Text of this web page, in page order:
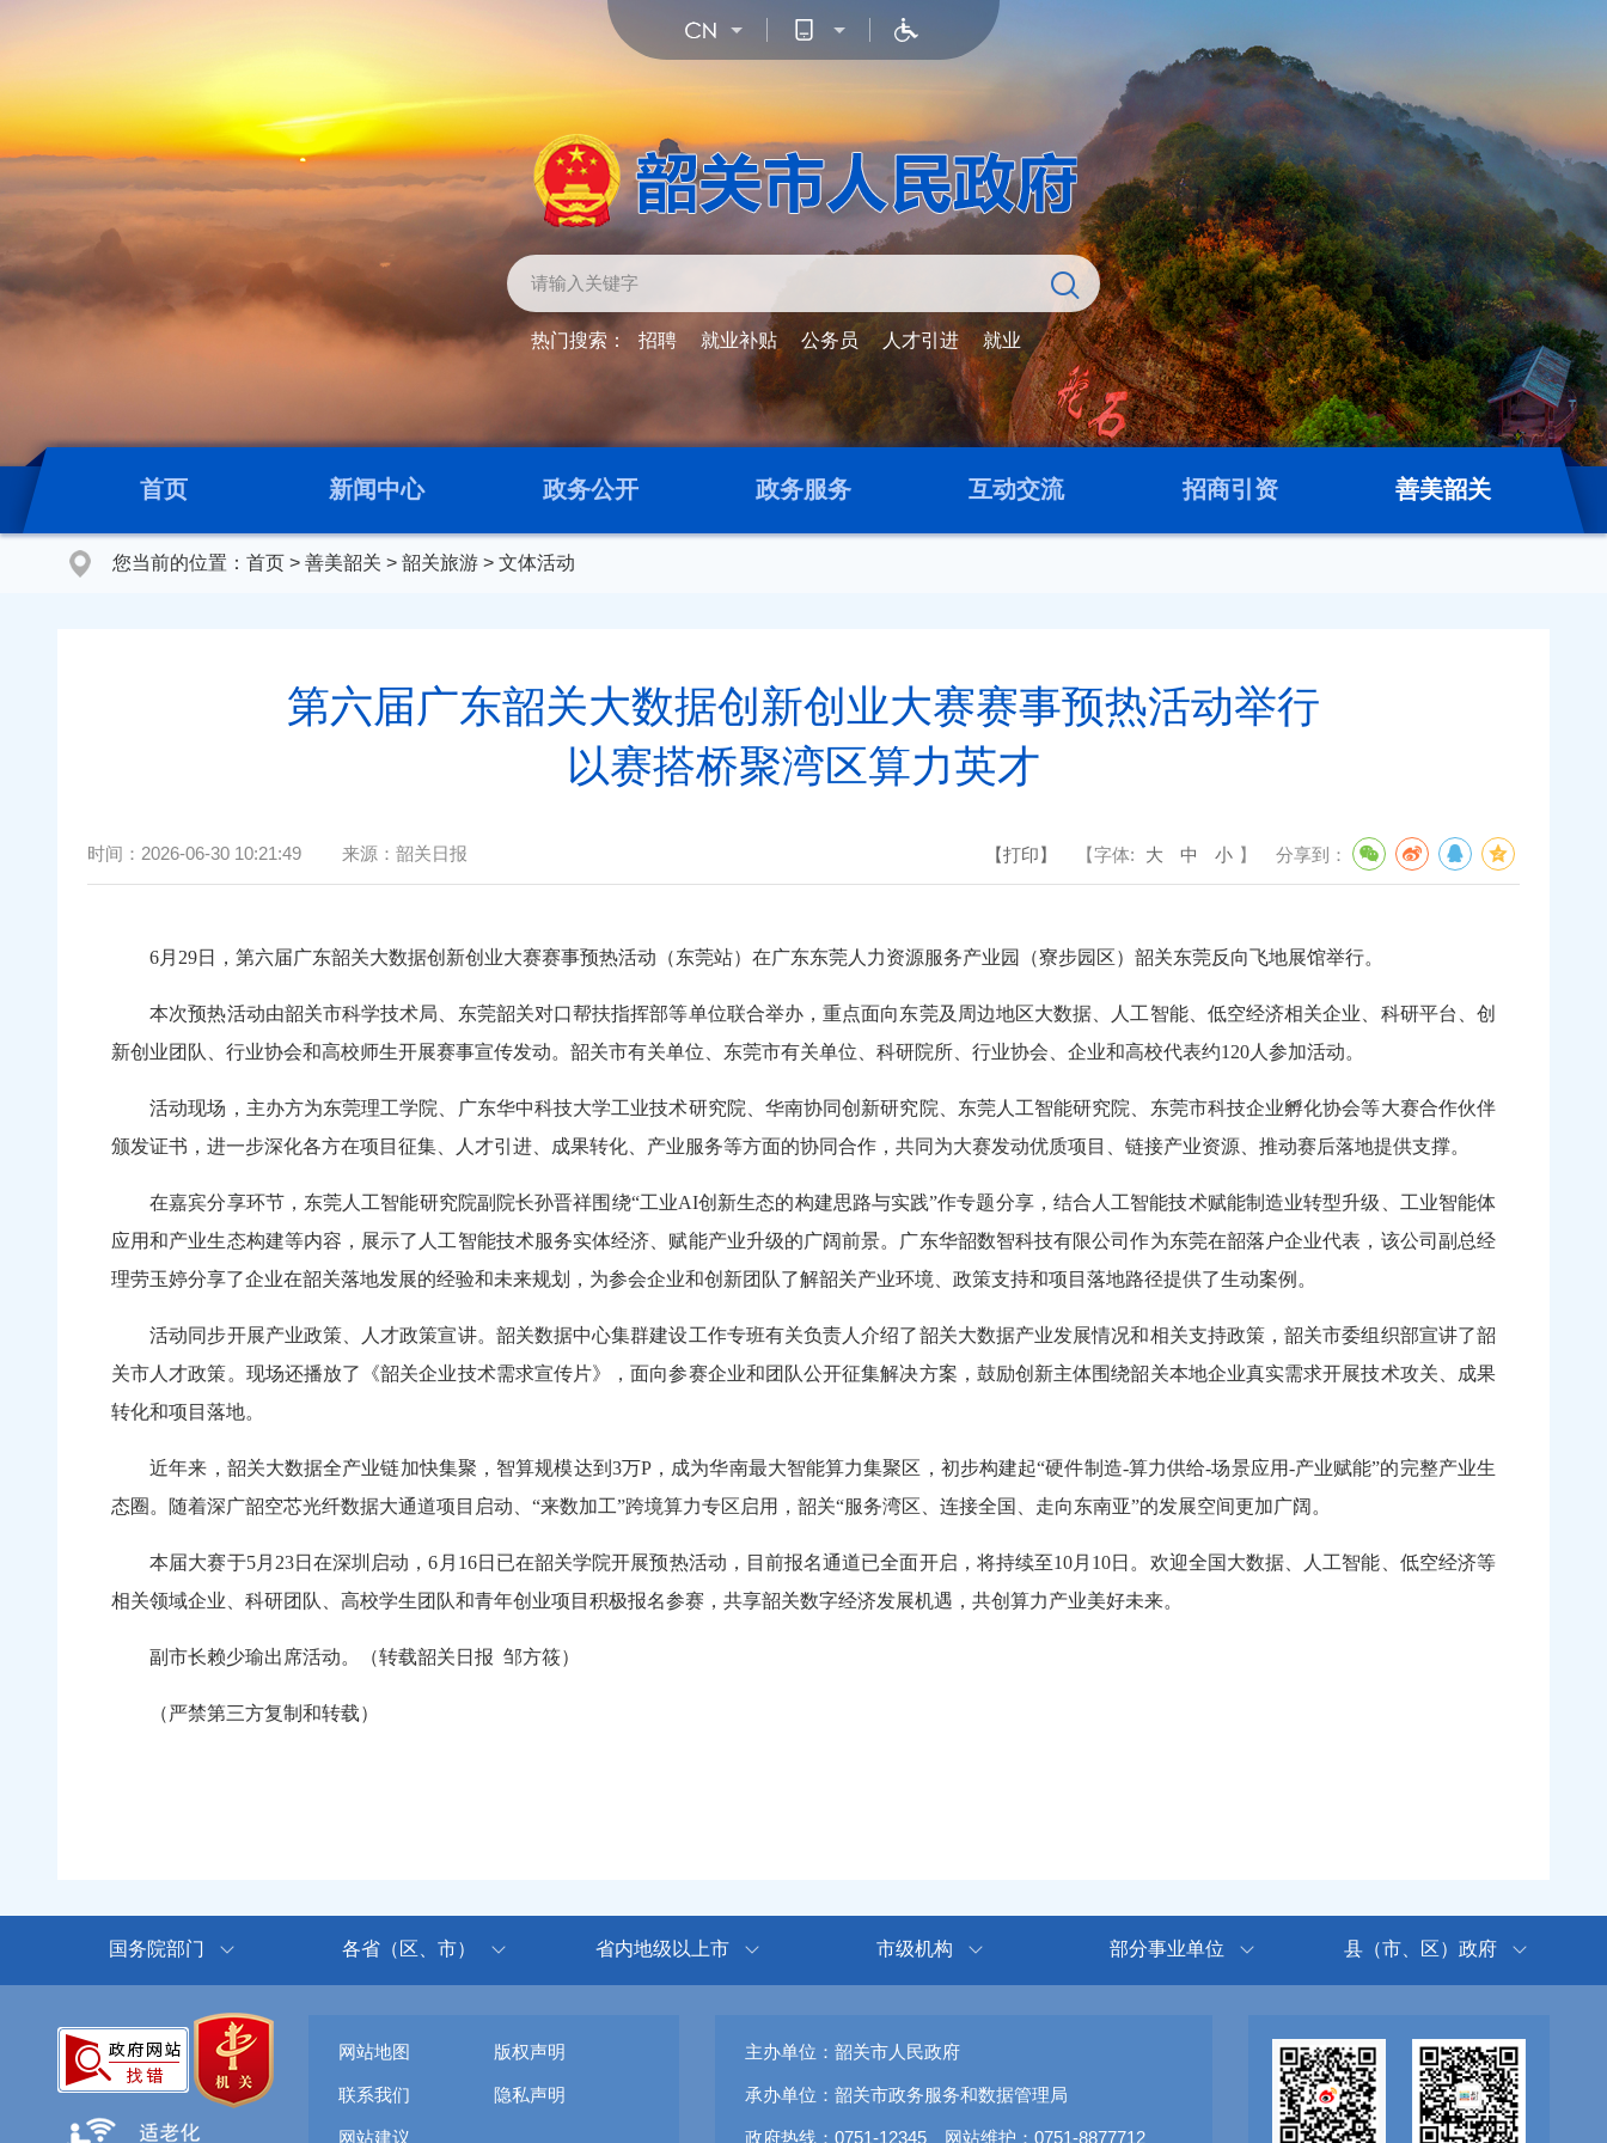
热门搜索： 招聘 就业补贴 公务员 人才引进 就业
首页 新闻中心 政务公开 政务服务 互动交流 招商引资 善美韶关
您当前的位置： 首页 > 善美韶关 > 韶关旅游 > 文体活动
第六届广东韶关大数据创新创业大赛赛事预热活动举行
以赛搭桥聚湾区算力英才
时间： 2026-06-30 10:21:49 来源： 韶关日报 【打印】 【字体: 大 中 小 】 分享到：
6月29日，第六届广东韶关大数据创新创业大赛赛事预热活动（东莞站）在广东东莞人力资源服务产业园（寮步园区）韶关东莞反向飞地展馆举行。
本次预热活动由韶关市科学技术局、东莞韶关对口帮扶指挥部等单位联合举办，重点面向东莞及周边地区大数据、人工智能、低空经济相关企业、科研平台、创
新创业团队、行业协会和高校师生开展赛事宣传发动。韶关市有关单位、东莞市有关单位、科研院所、行业协会、企业和高校代表约120人参加活动。
活动现场，主办方为东莞理工学院、广东华中科技大学工业技术研究院、华南协同创新研究院、东莞人工智能研究院、东莞市科技企业孵化协会等大赛合作伙伴
颁发证书，进一步深化各方在项目征集、人才引进、成果转化、产业服务等方面的协同合作，共同为大赛发动优质项目、链接产业资源、推动赛后落地提供支撑。
在嘉宾分享环节，东莞人工智能研究院副院长孙晋祥围绕“工业AI创新生态的构建思路与实践”作专题分享，结合人工智能技术赋能制造业转型升级、工业智能体
应用和产业生态构建等内容，展示了人工智能技术服务实体经济、赋能产业升级的广阔前景。广东华韶数智科技有限公司作为东莞在韶落户企业代表，该公司副总经
理劳玉婷分享了企业在韶关落地发展的经验和未来规划，为参会企业和创新团队了解韶关产业环境、政策支持和项目落地路径提供了生动案例。
活动同步开展产业政策、人才政策宣讲。韶关数据中心集群建设工作专班有关负责人介绍了韶关大数据产业发展情况和相关支持政策，韶关市委组织部宣讲了韶
关市人才政策。现场还播放了《韶关企业技术需求宣传片》，面向参赛企业和团队公开征集解决方案，鼓励创新主体围绕韶关本地企业真实需求开展技术攻关、成果
转化和项目落地。
近年来，韶关大数据全产业链加快集聚，智算规模达到3万P，成为华南最大智能算力集聚区，初步构建起“硬件制造-算力供给-场景应用-产业赋能”的完整产业生
态圈。随着深广韶空芯光纤数据大通道项目启动、“来数加工”跨境算力专区启用，韶关“服务湾区、连接全国、走向东南亚”的发展空间更加广阔。
本届大赛于5月23日在深圳启动，6月16日已在韶关学院开展预热活动，目前报名通道已全面开启，将持续至10月10日。欢迎全国大数据、人工智能、低空经济等
相关领域企业、科研团队、高校学生团队和青年创业项目积极报名参赛，共享韶关数字经济发展机遇，共创算力产业美好未来。
副市长赖少瑜出席活动。（转载韶关日报 邹方筱）
（严禁第三方复制和转载）
国务院部门 各省（区、市） 省内地级以上市 市级机构 部分事业单位 县（市、区）政府
网站地图 版权声明
联系我们 隐私声明
网站建议
主办单位：韶关市人民政府
承办单位：韶关市政务服务和数据管理局
政府热线：0751-12345 网站维护：0751-8877712